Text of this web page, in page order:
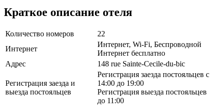
Краткое описание отеля
Количество номеров
22
Интернет
Интернет, Wi-Fi, Беспроводной
Интернет бесплатно
Адрес
148 rue Sainte-Cecile-du-bic
Регистрация заезда и
выезда постояльцев
Регистрация заезда постояльцев с
14:00 до 19:00
Регистрация выезда постояльцев
до 11:00